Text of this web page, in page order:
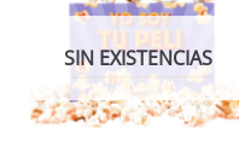
lista de
SIN EXISTENCIAS